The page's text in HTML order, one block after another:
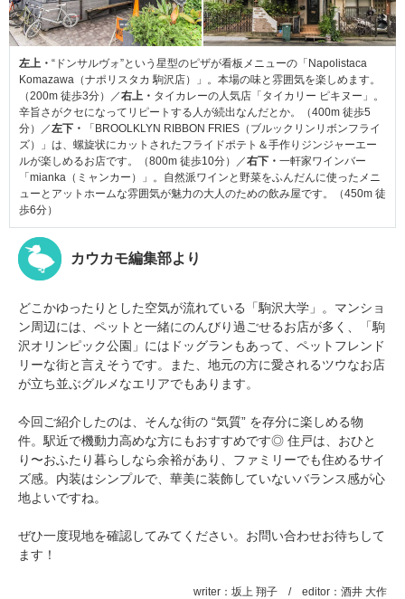
左上・ “ドンサルヴォ”という星型のピザが看板メニューの「Napolistaca
Komazawa（ナポリスタカ 駒沢店）」。本場の味と雰囲気を楽しめます。
（200m 徒歩3分）／右上・ タイカレーの人気店「タイカリー ピキヌー」。
辛旨さがクセになってリピートする人が続出なんだとか。（400m 徒歩5
分）／左下・
「BROOLKLYN RIBBON FRIES（ブルックリンリボンフライ
ズ）」は、螺旋状にカットされたフライドポテト＆手作りジンジャーエー
ルが楽しめるお店です。（800m 徒歩10分）／右下・ 一軒家ワインバー
「mianka（ミャンカー）」。自然派ワインと野菜をふんだんに使ったメニ
ューとアットホームな雰囲気が魅力の大人のための飲み屋です。（450m 徒
歩6分）
カウカモ編集部より
どこかゆったりとした空気が流れている「駒沢大学」。マンショ
ン周辺には、ペットと一緒にのんびり過ごせるお店が多く、「駒
沢オリンピック公園」にはドッグランもあって、ペットフレンド
リーな街と言えそうです。また、地元の方に愛されるツウなお店
が立ち並ぶグルメなエリアでもあります。
今回ご紹介したのは、そんな街の “気質” を存分に楽しめる物
件。駅近で機動力高めな方にもおすすめです◎ 住戸は、おひと
り〜おふたり暮らしなら余裕があり、ファミリーでも住めるサイ
ズ感。内装はシンプルで、華美に装飾していないバランス感が心
地よいですね。
ぜひ一度現地を確認してみてください。お問い合わせお待ちして
ます！
writer：坂上 翔子 / editor：酒井 大作